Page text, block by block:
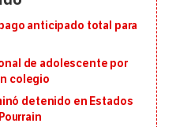
anticipado total para
de adolescente por
colegio
detenido en Estados